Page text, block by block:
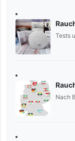
Tests
Nach